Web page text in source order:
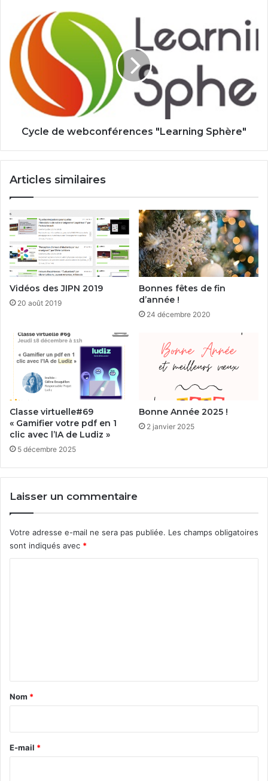
webconférences
"Learning
Sphère"
Cycle de webconférences "Learning Sphère"
Articles similaires
Vidéos des JIPN 2019
20 août 2019
Bonnes fêtes de fin
d’année !
24 décembre 2020
Classe virtuelle#69
« Gamifier votre pdf en 1
clic avec l’IA de Ludiz »
5 décembre 2025
Bonne Année 2025 !
2 janvier 2025
Laisser un commentaire
Votre adresse e-mail ne sera pas publiée. Les champs obligatoires
sont indiqués avec *
a
e
Nom *
E-mail *